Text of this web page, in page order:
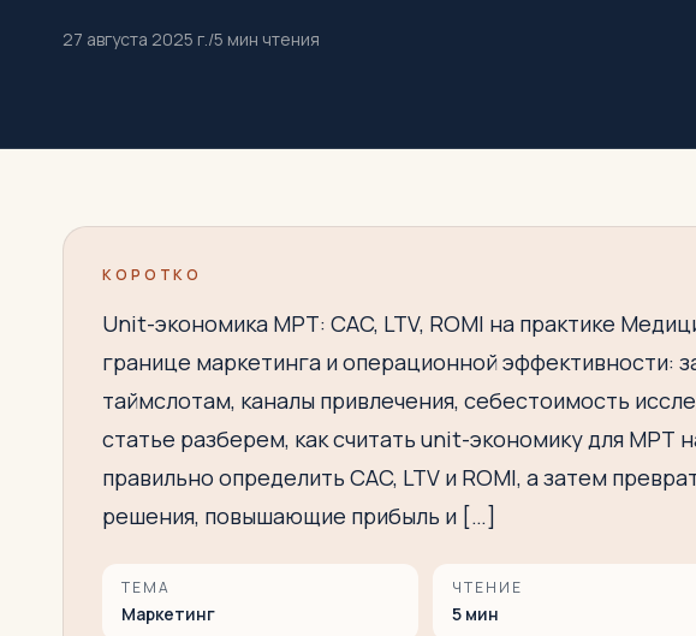
27 августа 2025 г./5 мин чтения
КОРОТКО
Unit-экономика МРТ: CAC, LTV, ROMI на практике
границе маркетинга и операционной эффективности:
таймслотам, каналы привлечения, себестоимость
статье разберем, как считать unit-экономику для МРТ
правильно определить CAC, LTV и ROMI, а затем
решения, повышающие прибыль и […]
ТЕМА
Маркетинг
ЧТЕНИЕ
5мин